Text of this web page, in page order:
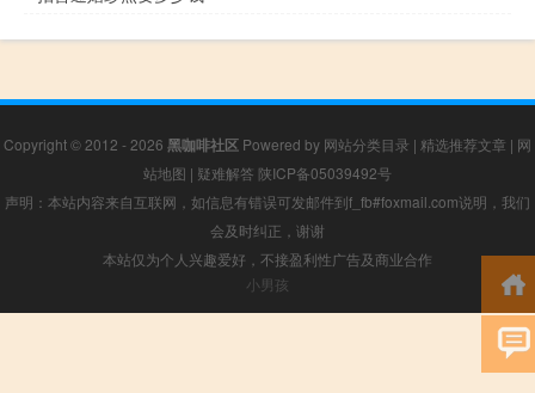
Copyright © 2012 - 2026 黑咖啡社区 Powered by 网站分类目录 | 精选推荐文章 | 网
站地图 | 疑难解答 陕ICP备05039492号
声明：本站内容来自互联网，如信息有错误可发邮件到f_fb#foxmail.com说明，我们
会及时纠正，谢谢
本站仅为个人兴趣爱好，不接盈利性广告及商业合作
小男孩